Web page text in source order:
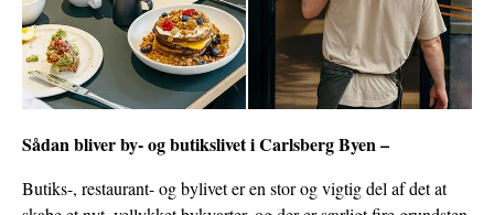
Sådan bliver by- og butikslivet i Carlsberg Byen –
Butiks-, restaurant- og bylivet er en stor og vigtig del af det at